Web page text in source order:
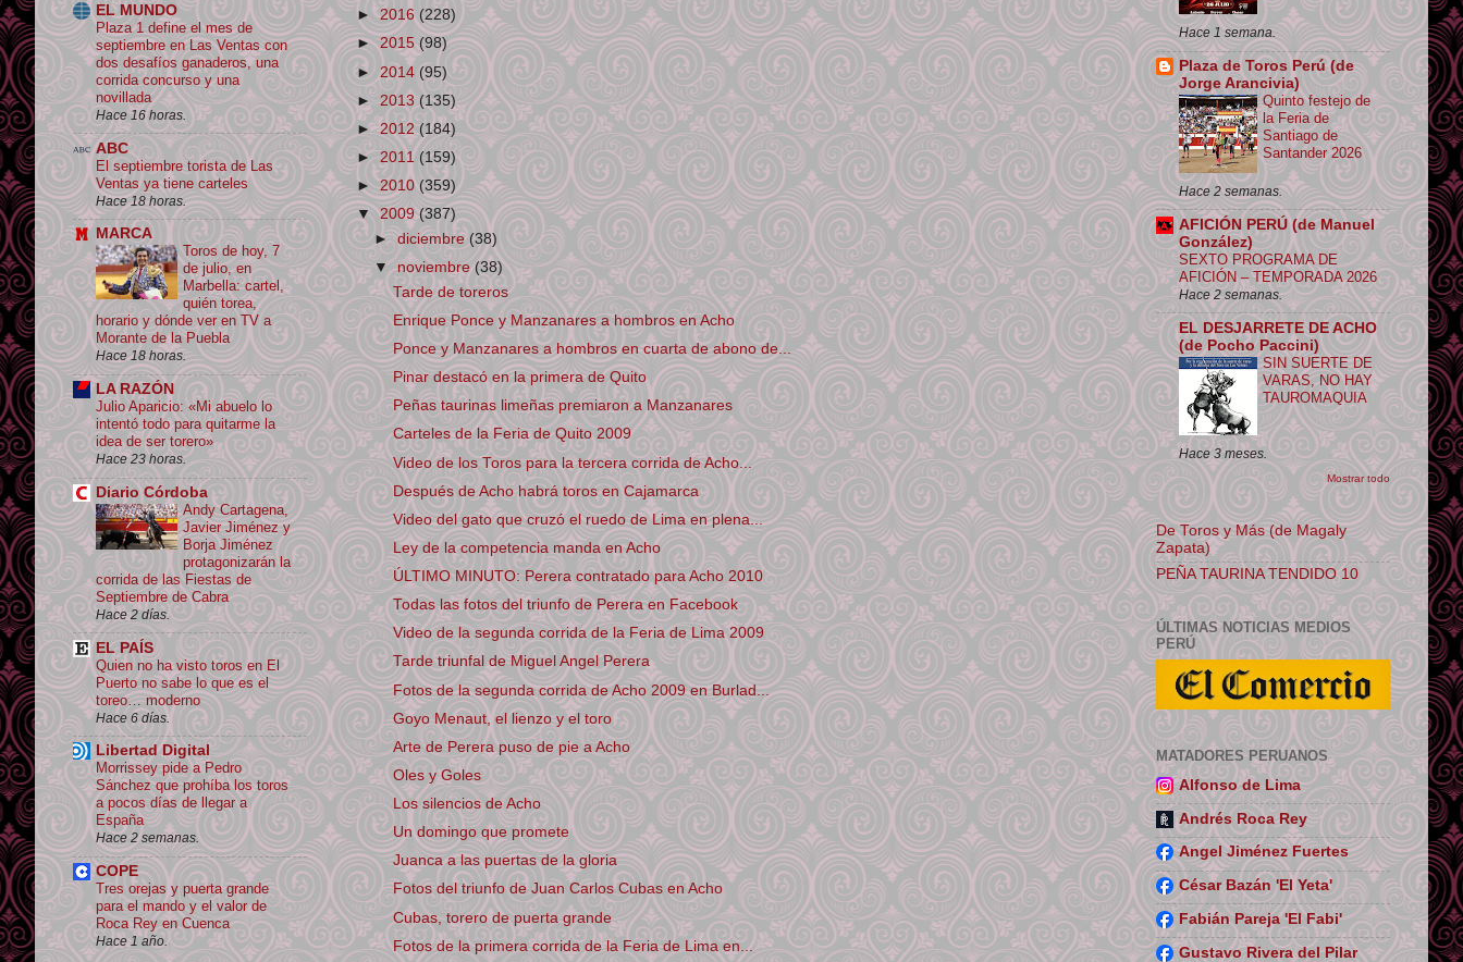
►2016 (228)
►2015(98)
► 2014 (95)
►2013(135)
►2012(184)
► 2011 (159)
►2010(359)
▼2009(387)
►diciembre(38)
▼noviembre(38)
Tarde de toreros
Enrique Ponce y Manzanares a hombros en Acho
Ponce y Manzanares a hombros en cuarta de abono de...
Pinar destacó en la primera de Quito
Peñas taurinas limeñas premiaron a Manzanares
Carteles de la Feria de Quito 2009
Video de los Toros para la tercera corrida de Acho...
Después de Acho habrá toros en Cajamarca
Video del gato que cruzó el ruedo de Lima en plena...
Ley de la competencia manda en Acho
ÚLTIMO MINUTO: Perera contratado para Acho 2010
Todas las fotos del triunfo de Perera en Facebook
Video de la segunda corrida de la Feria de Lima 2009
Tarde triunfal de Miguel Angel Perera
Fotos de la segunda corrida de Acho 2009 en Burlad...
Goyo Menaut, el lienzo y el toro
Arte de Perera puso de pie a Acho
Oles y Goles
Los silencios de Acho
Un domingo que promete
Juanca a las puertas de la gloria
Fotos del triunfo de Juan Carlos Cubas en Acho
Cubas, torero de puerta grande
Fotos de la primera corrida de la Feria de Lima en...
EL MUNDO
Plaza 1 define el mes de
septiembre en Las Ventas con
dos desafíos ganaderos, una
corrida concurso y una
novillada
Hace 16 horas.
ABC
El septiembre torista de Las
Ventas ya tiene carteles
Hace 18 horas.
MARCA
Toros de hoy, 7
de julio, en
Marbella: cartel,
quién torea,
horario y dónde ver en TV a
Morante de la Puebla
Hace 18 horas.
LA RAZÓN
Julio Aparicio: «Mi abuelo lo
intentó todo para quitarme la
idea de ser torero»
Hace 23 horas.
Diario Córdoba
Andy Cartagena,
Javier Jiménez y
Borja Jiménez
protagonizarán la
corrida de las Fiestas de
Septiembre de Cabra
Hace 2 días.
EL PAÍS
Quien no ha visto toros en El
Puerto no sabe lo que es el
toreo… moderno
Hace 6 días.
Libertad Digital
Morrissey pide a Pedro
Sánchez que prohíba los toros
a pocos días de llegar a
España
Hace 2 semanas.
COPE
Tres orejas y puerta grande
para el mando y el valor de
Roca Rey en Cuenca
Hace 1 año.
Hace 1 semana.
Plaza de Toros Perú (de
Jorge Arancivia)
Quinto festejo de
la Feria de
Santiago de
Santander 2026
Hace 2 semanas.
AFICIÓN PERÚ (de Manuel
González)
SEXTO PROGRAMA DE
AFICIÓN – TEMPORADA 2026
Hace 2 semanas.
EL DESJARRETE DE ACHO
(de Pocho Paccini)
SIN SUERTE DE
VARAS, NO HAY
TAUROMAQUIA
Hace 3 meses.
Mostrar todo
De Toros y Más (de Magaly
Zapata)
PEÑA TAURINA TENDIDO 10
ÚLTIMAS NOTICIAS MEDIOS
PERÚ
MATADORES PERUANOS
Alfonso de Lima
Andrés Roca Rey
Angel Jiménez Fuertes
César Bazán 'El Yeta'
Fabián Pareja 'El Fabi'
Gustavo Rivera del Pilar